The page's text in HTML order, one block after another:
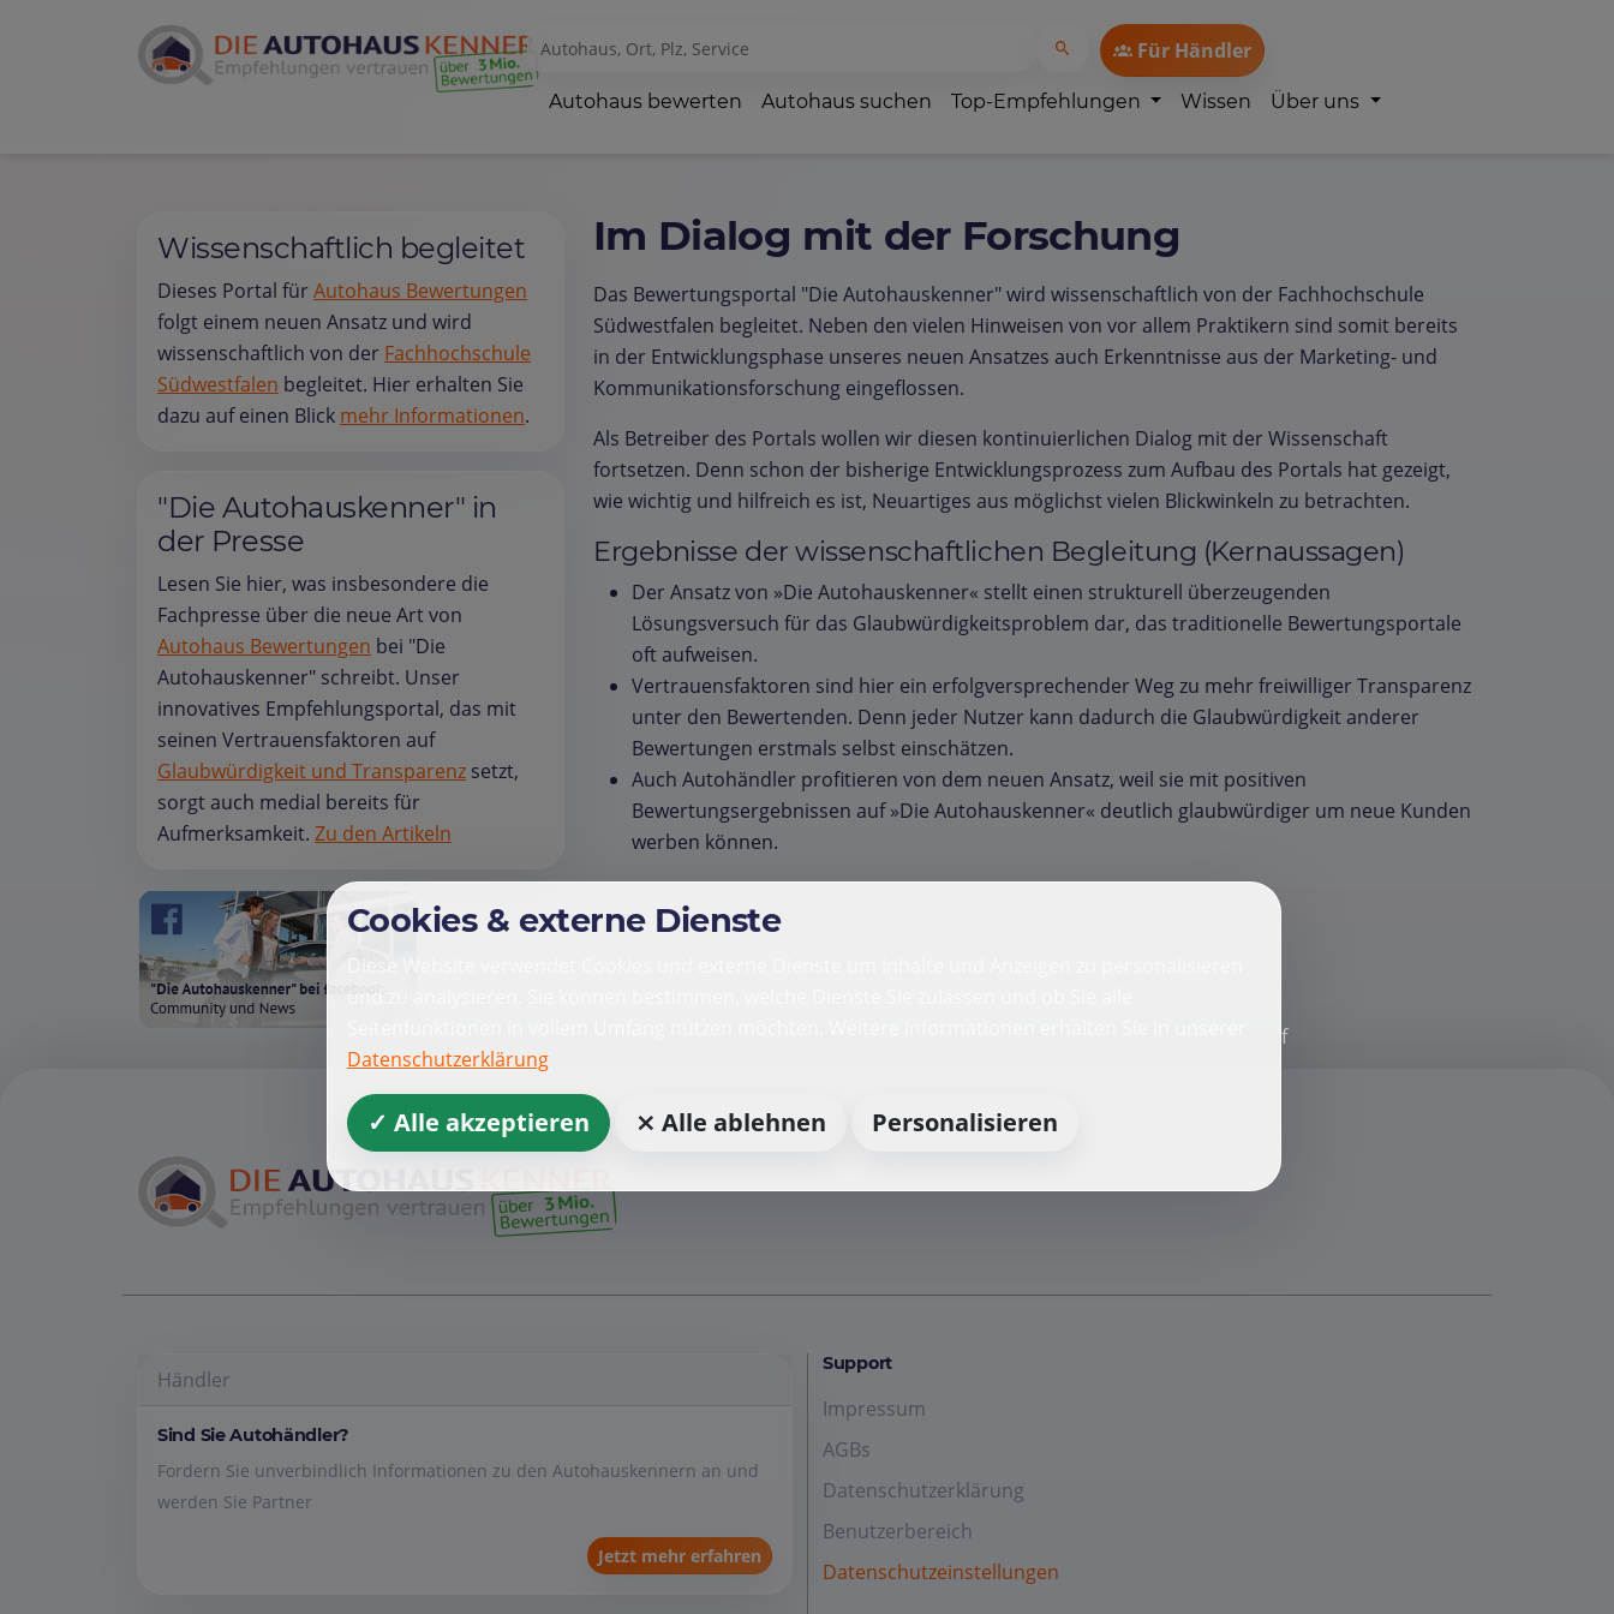
Für Händler
Autohaus bewerten Autohaus suchen Top-Empfehlungen Wissen Über uns
Wissenschaftlich begleitet
Dieses Portal fürAutohaus Bewertungen
folgt einem neuen Ansatz und wird
wissenschaftlich von der Fachhochschule
Südwestfalen begleitet. Hier erhalten Sie
dazu auf einen Blick mehr Informationen.
"Die Autohauskenner" in
der Presse
Lesen Sie hier, was insbesondere die
Fachpresse über die neue Art von
Autohaus Bewertungen bei "Die
Autohauskenner" schreibt. Unser
innovatives Empfehlungsportal, das mit
seinen Vertrauensfaktoren auf
Glaubwürdigkeit und Transparenz setzt,
sorgt auch medial bereits für
Aufmerksamkeit. Zu den Artikeln
Im Dialog mit der Forschung
Das Bewertungsportal "Die Autohauskenner" wird wissenschaftlich von der Fachhochschule
Südwestfalen begleitet. Neben den vielen Hinweisen von vor allem Praktikern sind somit bereits
in der Entwicklungsphase unseres neuen Ansatzes auch Erkenntnisse aus der Marketing- und
Kommunikationsforschung eingeflossen.
Als Betreiber des Portals wollen wir diesen kontinuierlichen Dialog mit der Wissenschaft
fortsetzen. Denn schon der bisherige Entwicklungsprozess zum Aufbau des Portals hat gezeigt,
wie wichtig und hilfreich es ist, Neuartiges aus möglichst vielen Blickwinkeln zu betrachten.
Ergebnisse der wissenschaftlichen Begleitung (Kernaussagen)
Der Ansatz von »Die Autohauskenner« stellt einen strukturell überzeugenden
Lösungsversuch für das Glaubwürdigkeitsproblem dar, das traditionelle Bewertungsportale
oft aufweisen.
Vertrauensfaktoren sind hier ein erfolgversprechender Weg zu mehr freiwilliger Transparenz
unter den Bewertenden. Denn jeder Nutzer kann dadurch die Glaubwürdigkeit anderer
Bewertungen erstmals selbst einschätzen.
Auch Autohändler profitieren von dem neuen Ansatz, weil sie mit positiven
Bewertungsergebnissen auf »Die Autohauskenner« deutlich glaubwürdiger um neue Kunden
werben können.
Händler
Sind Sie Autohändler?
Fordern Sie unverbindlich Informationen zu den Autohauskennern an und
werden Sie Partner
Jetzt mehr erfahren
Support
Impressum
AGBs
Datenschutzerklärung
Benutzerbereich
Datenschutzeinstellungen
Cookies & externe Dienste
und zu analysieren. Sie können bestimmen, welche Dienste Sie zulassen und ob Sie alle
Datenschutzerklärung
✓ Alle akzeptieren ⨯ Alle ablehnen Personalisieren
f